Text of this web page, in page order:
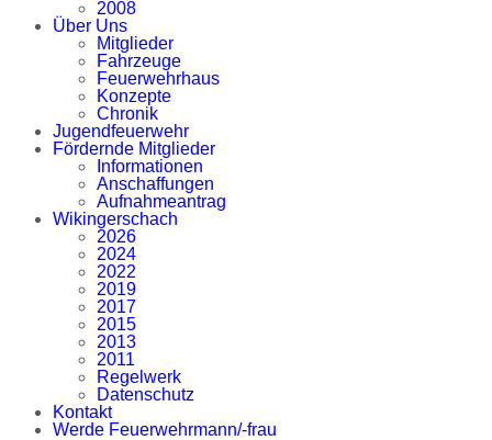
2008
Über Uns
Mitglieder
Fahrzeuge
Feuerwehrhaus
Konzepte
Chronik
Jugendfeuerwehr
Fördernde Mitglieder
Informationen
Anschaffungen
Aufnahmeantrag
Wikingerschach
2026
2024
2022
2019
2017
2015
2013
2011
Regelwerk
Datenschutz
Kontakt
Werde Feuerwehrmann/-frau